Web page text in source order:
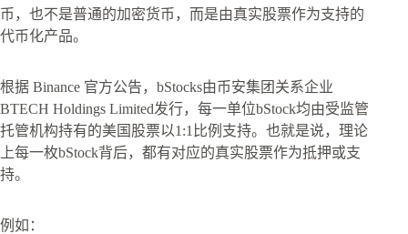
币，也不是普通的加密货币，而是由真实股票作为支持的
代币化产品。
根据 Binance 官方公告，bStocks由币安集团关系企业
BTECH Holdings Limited发行，每一单位bStock均由受监管
托管机构持有的美国股票以1:1比例支持。也就是说，理论
上每一枚bStock背后，都有对应的真实股票作为抵押或支
持。
例如：